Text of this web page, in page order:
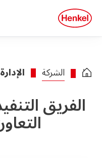
Skip to main content
Skip to footer
quick
search
الشركة الإدارة
الفريق